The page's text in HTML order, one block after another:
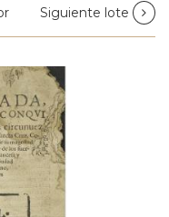
Siguiente lote